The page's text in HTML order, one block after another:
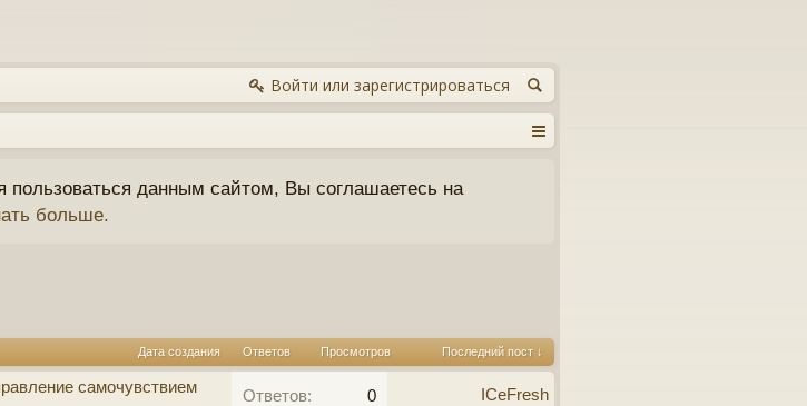
Войти или зарегистрироваться
данным сайтом, Вы соглашаетесь на
больше.
Дата создания Ответов Просмотров Последний пост ↓
самочувствием
Ответов: 0 ICeFresh